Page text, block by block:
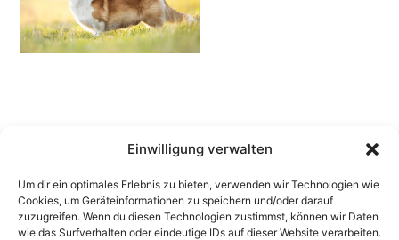
Einwilligung verwalten
Um dir ein optimales Erlebnis zu bieten, verwenden wir Technologien wie
Cookies, um Geräteinformationen zu speichern und/oder darauf
zuzugreifen. Wenn du diesen Technologien zustimmst, können wir Daten
wie das Surfverhalten oder eindeutige IDs auf dieser Website verarbeiten.